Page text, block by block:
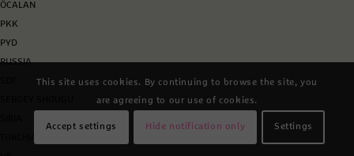
ÖCALAN
PKK
PYD
RUSSIA
This site uses cookies. By continuing to browse the site, you
are agreeing to our use of cookies.
Accept settings Hide notification only Settings